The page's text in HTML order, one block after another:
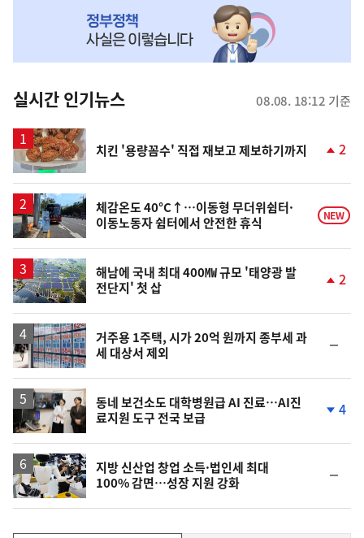
뉴
스
실시간 인기뉴스 08.08. 18:12 기준
치킨 '용량꼼수' 직접 재보고 제보하기까지
상
승
2
체감온도 40°C↑…이동형 무더위쉼터·
이동노동자 쉼터에서 안전한 휴식
NEW
해남에 국내 최대 400㎿ 규모 '태양광 발
전단지' 첫 삽
상
2
거주용 1주택, 시가 20억 원까지 종부세 과
세 대상서 제외
일
동네 보건소도 대학병원급 AI 진료…AI진
료지원 도구 전국 보급
하
4
지방 신산업 창업 소득·법인세 최대
100% 감면…성장 지원 강화
일